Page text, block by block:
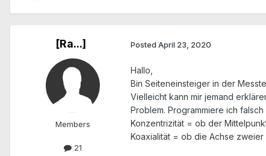
[Ra...]
Members
21
Posted April 23, 2020
Hallo,
Bin Seiteneinsteiger in der
Vielleicht kann mir jemand
Problem. Programmiere ich
Konzentrizität = ob der
Koaxialität = ob die Achse